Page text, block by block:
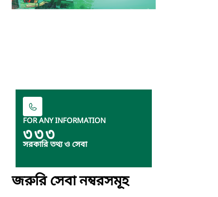
FOR ANY INFORMATION
৩৩৩
সরকারি তথ্য ও সেবা
জরুরি সেবা নম্বরসমূহ